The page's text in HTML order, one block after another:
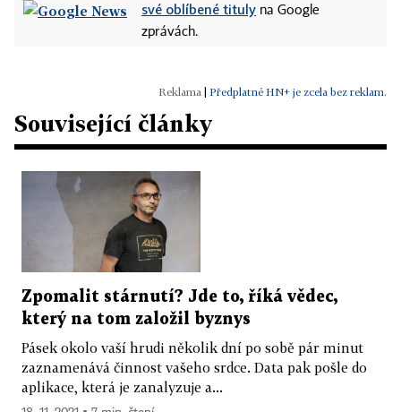
své oblíbené tituly na Google
zprávách.
Předplatné HN+ je zcela bez reklam.
Související články
Zpomalit stárnutí? Jde to, říká vědec,
který na tom založil byznys
Pásek okolo vaší hrudi několik dní po sobě pár minut
zaznamenává činnost vašeho srdce. Data pak pošle do
aplikace, která je zanalyzuje a...